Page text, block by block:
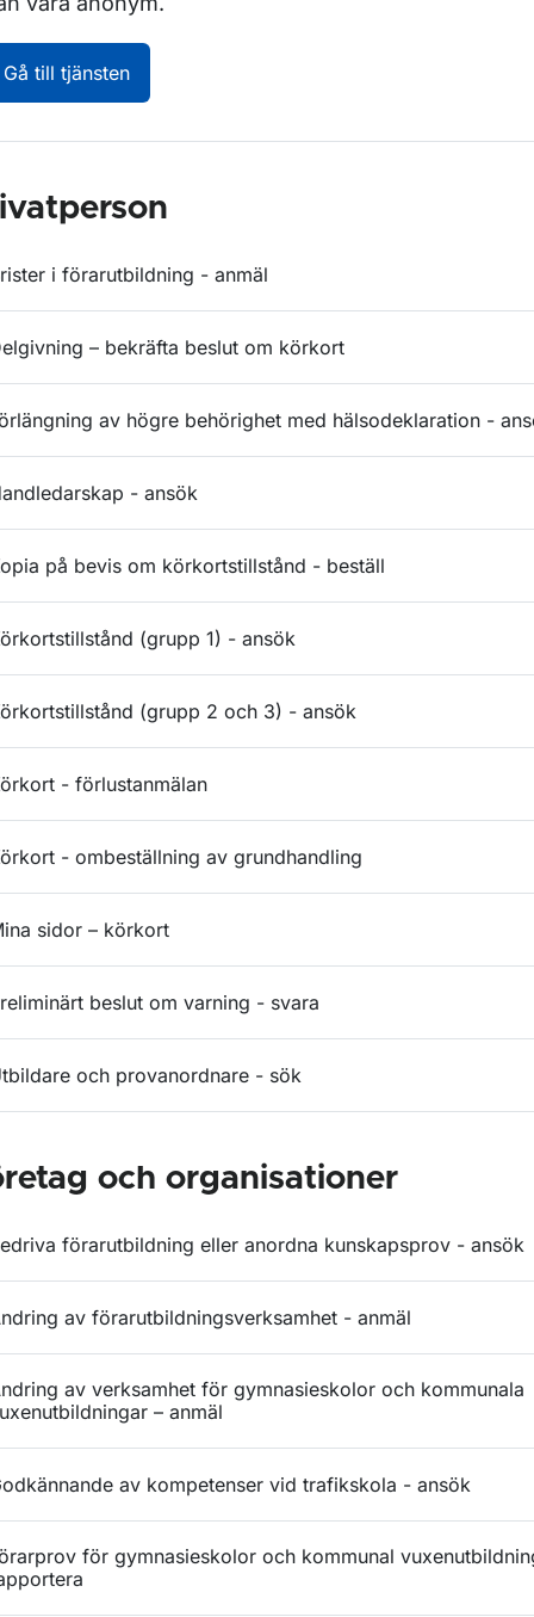
Gå till tjänstenBrister i förarprövning – anmäl. Öppnas i
i förarutbildning - anmäl
– bekräfta beslut om körkort
av högre behörighet med hälsodeklaration -
- ansök
på bevis om körkortstillstånd - beställ
(grupp 1) - ansök
(grupp 2 och 3) - ansök
- förlustanmälan
- ombeställning av grundhandling
sidor – körkort
beslut om varning - svara
och provanordnare - sök
och organisationer
förarutbildning eller anordna kunskapsprov - ansök
av förarutbildningsverksamhet - anmäl
av verksamhet för gymnasieskolor och kommunala
– anmäl
av kompetenser vid trafikskola - ansök
för gymnasieskolor och kommunal